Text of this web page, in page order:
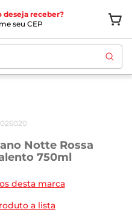
deseja receber?
seu CEP
Notte Rossa
750ml
desta marca
a lista